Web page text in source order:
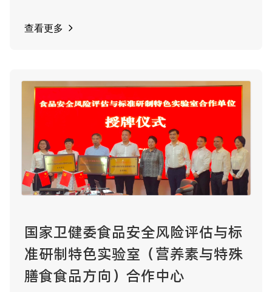
查看更多
国家卫健委食品安全风险评估与标
准研制特色实验室（营养素与特殊
膳食食品方向）合作中心